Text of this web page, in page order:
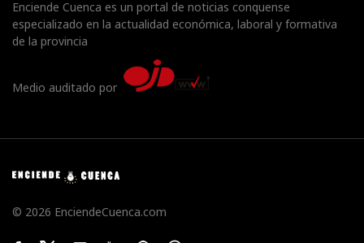
Enciende Cuenca es un portal de noticias conquense
especializado en la actualidad económica, laboral y formativa
de la provincia
Medio auditado por
© 2026 EnciendeCuenca.com